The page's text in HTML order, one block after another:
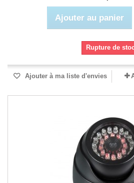
Ajouter au panier
Rupture de
Ajouter à ma liste d'envies